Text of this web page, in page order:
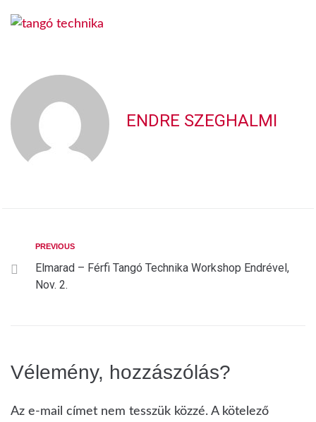
ENDRE SZEGHALMI
PREVIOUS
Elmarad – Férfi Tangó Technika Workshop Endrével,
Nov. 2.
Vélemény, hozzászólás?
Az e-mail címet nem tesszük közzé. A kötelező